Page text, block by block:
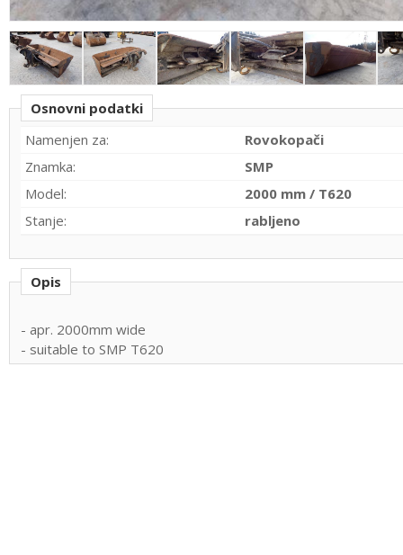
Osnovni podatki
Namenjen za:
Rovokopači
Znamka:
SMP
Model:
2000 mm / T620
Stanje:
rabljeno
Opis
- apr. 2000mm wide
- suitable to SMP T620